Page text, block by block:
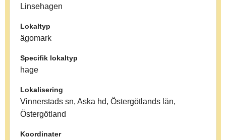
Linsehagen
Lokaltyp
ägomark
Specifik lokaltyp
hage
Lokalisering
Vinnerstads sn, Aska hd, Östergötlands län,
Östergötland
Koordinater